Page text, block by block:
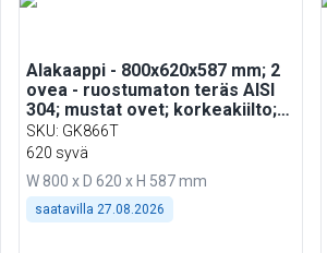
Alakaappi - 800x620x587 mm; 2
ovea - ruostumaton teräs AISI
304; mustat ovet; korkeakiilto;
4-sivuinen; säädettävät jalat
SKU: GK866T
620 syvä
W 800 x D 620 x H 587 mm
saatavilla27.08.2026